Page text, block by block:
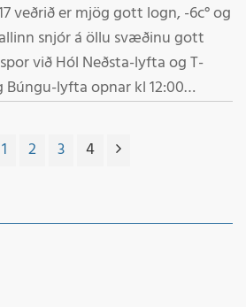
veðrið er mjög gott logn, -6c° og
snjór á öllu svæðinu gott
við Hól Neðsta-lyfta og T-
Búngu-lyfta opnar kl 12:00
1
2 3 4